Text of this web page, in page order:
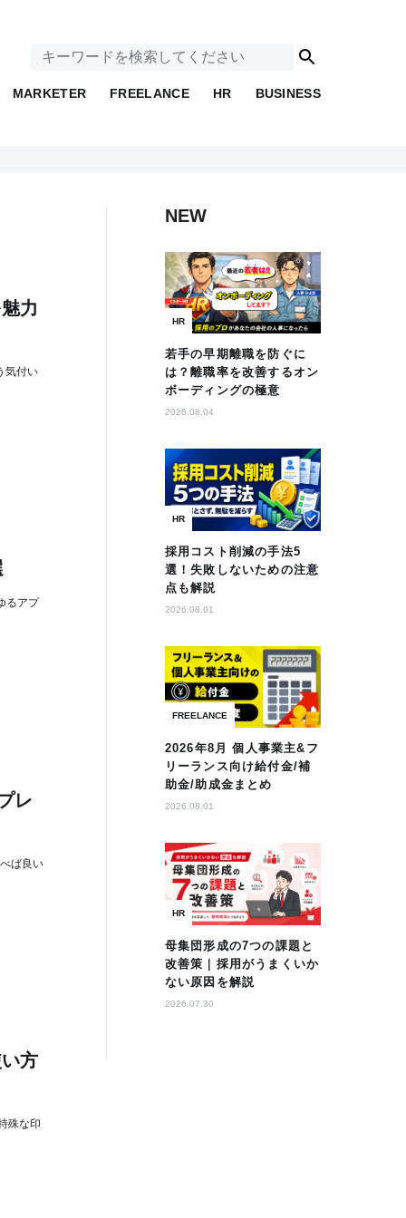
MARKETER FREELANCE HR BUSINESS
力
気付い
るアプ
レ
ば良い
方
殊な印
NEW
HR
若手の早期離職を防ぐに
は？離職率を改善するオン
ボーディングの極意
2026.08.04
HR
採用コスト削減の手法5
選！失敗しないための注意
点も解説
2026.08.01
FREELANCE
2026年8月 個人事業主&フ
リーランス向け給付金/補
助金/助成金まとめ
2026.08.01
HR
母集団形成の7つの課題と
改善策｜採用がうまくいか
ない原因を解説
2026.07.30